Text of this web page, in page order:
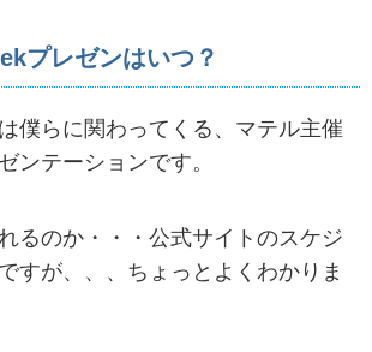
プレゼンはいつ？
僕らに関わってくる、マテル主催
ンテーションです。
るのか・・・公式サイトのスケジ
すが、、、ちょっとよくわかりま